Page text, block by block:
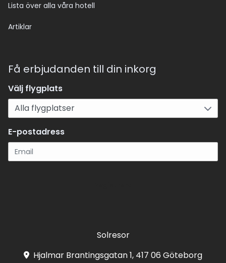
Lista över alla våra hotell
Artiklar
Få erbjudanden till din inkorg
Välj flygplats
E-postadress
Solresor
Hjalmar Brantingsgatan 1, 417 06 Göteborg